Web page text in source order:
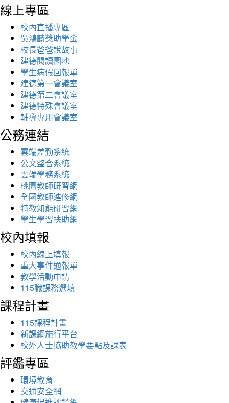
線上專區
校內直播專區
吳鴻麟獎助學金
校長爸爸說故事
建德閱讀園地
學生病假回報單
建德第一會議室
建德第二會議室
建德特殊會議室
輔導專用會議室
公務連結
雲端差勤系統
公文整合系統
雲端學務系統
桃園教師研習網
全國教師進修網
特教知能研習網
學生學習扶助網
校內填報
校內線上填報
重大事件通報單
教學活動申請
115職課務選填
課程計畫
115課程計畫
新課綱施行平台
校外人士協助教學要點及課表
評鑑專區
環境教育
交通安全網